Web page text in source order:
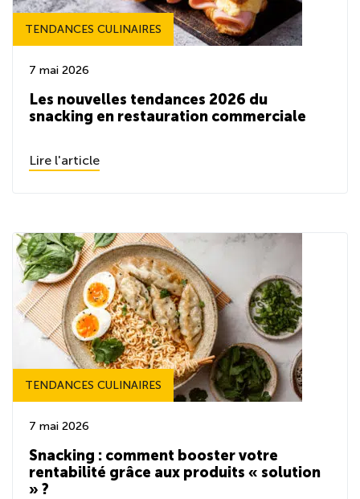
TENDANCES CULINAIRES
7 mai 2026
Les nouvelles tendances 2026 du
snacking en restauration commerciale
Lire l'article
TENDANCES CULINAIRES
7 mai 2026
Snacking : comment booster votre
rentabilité grâce aux produits « solution
» ?